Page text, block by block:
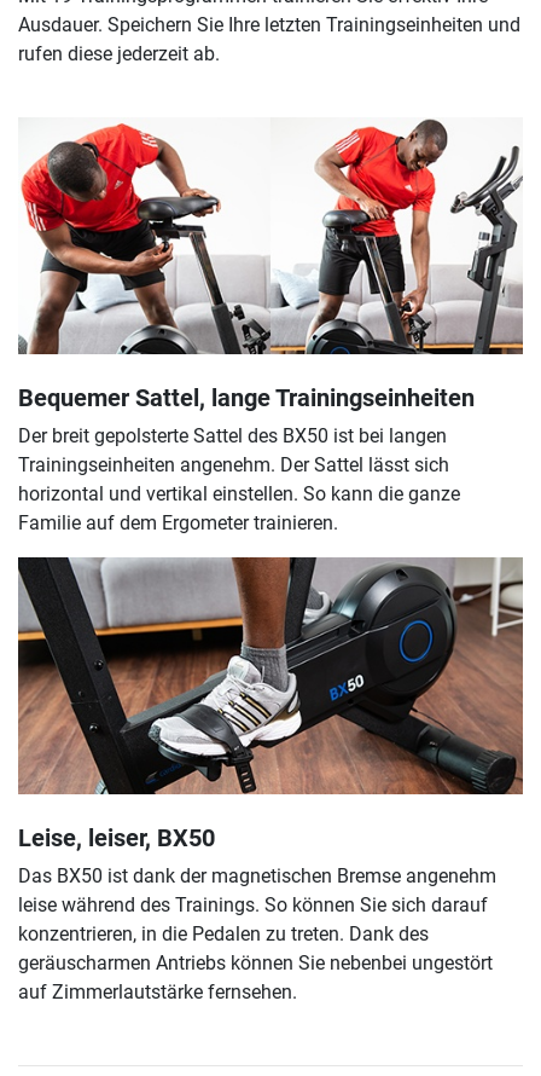
Ausdauer. Speichern Sie Ihre letzten Trainingseinheiten und
rufen diese jederzeit ab.
Bequemer Sattel, lange Trainingseinheiten
Der breit gepolsterte Sattel des BX50 ist bei langen
Trainingseinheiten angenehm. Der Sattel lässt sich
horizontal und vertikal einstellen. So kann die ganze
Familie auf dem Ergometer trainieren.
Leise, leiser, BX50
Das BX50 ist dank der magnetischen Bremse angenehm
leise während des Trainings. So können Sie sich darauf
konzentrieren, in die Pedalen zu treten. Dank des
geräuscharmen Antriebs können Sie nebenbei ungestört
auf Zimmerlautstärke fernsehen.